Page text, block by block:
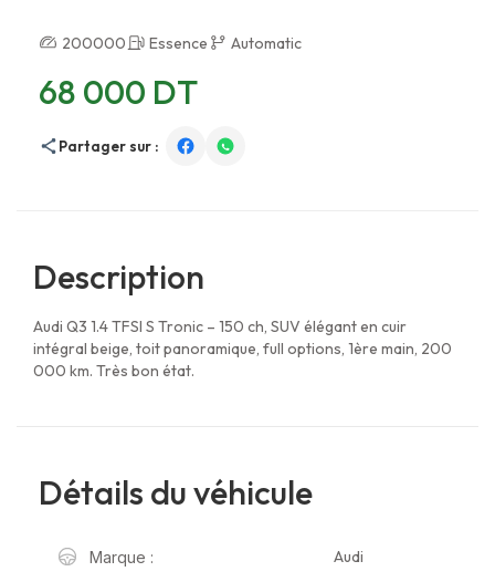
200000 Essence Automatic
68 000 DT
Partager sur :
Description
Audi Q3 1.4 TFSI S Tronic – 150 ch, SUV élégant en cuir
intégral beige, toit panoramique, full options, 1ère main, 200
000 km. Très bon état.
Détails du véhicule
Marque : Audi